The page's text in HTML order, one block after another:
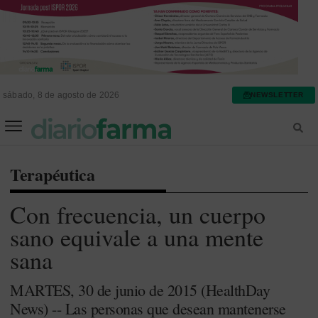
sábado, 8 de agosto de 2026 NEWSLETTER
Terapéutica
Con frecuencia, un cuerpo
sano equivale a una mente
sana
MARTES, 30 de junio de 2015 (HealthDay
News) -- Las personas que desean mantenerse